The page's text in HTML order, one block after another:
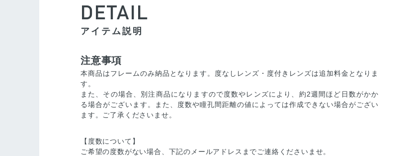
DETAIL
アイテム説明
注意事項
本商品はフレームのみ納品となります。度なしレンズ・度付きレンズは追加料金となりま
す。
また、その場合、別注商品になりますので度数やレンズにより、約2週間ほど日数がかか
る場合がございます。また、度数や瞳孔間距離の値によっては作成できない場合がござい
ます。ご了承くださいませ。
【度数について】
ご希望の度数がない場合、下記のメールアドレスまでご連絡くださいませ。